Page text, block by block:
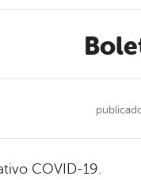
COVID-19.